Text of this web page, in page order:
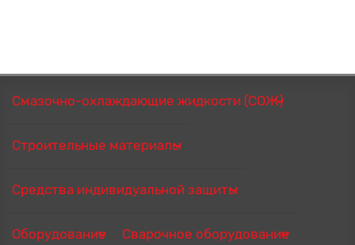
Смазочно-охлаждающие жидкости (СОЖ)
Строительные материалы
Средства индивидуальной защиты
Оборудование Сварочное оборудование